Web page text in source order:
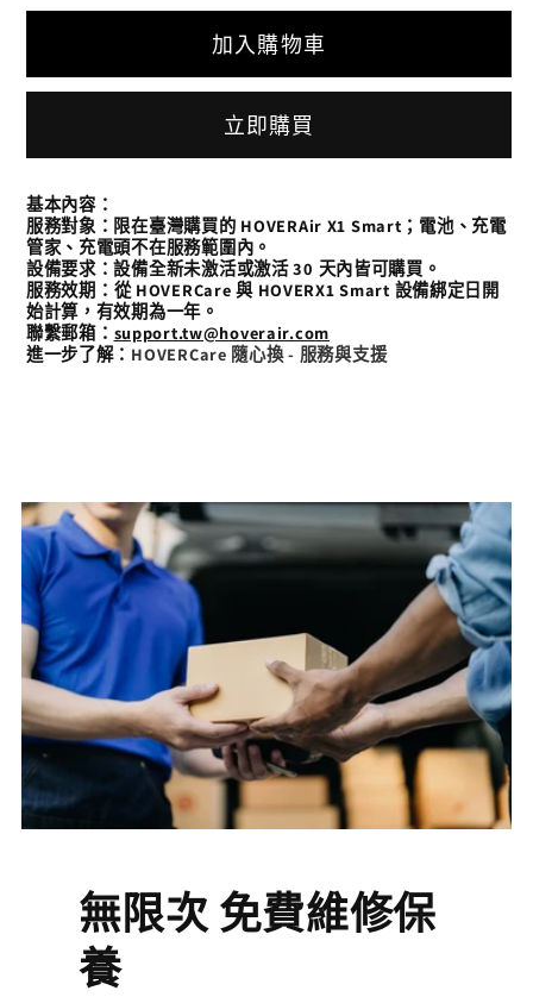
Smart
減
少
X1
Smart
增
加
加入購物車
立即購買
基本內容：
服務對象 ：限在臺灣購買的 HOVERAir X1 Smart；電池、充電
管家、充電頭不在服務範圍內。
設備要求 ：設備全新未激活或激活 30 天內皆可購買。
服務效期： 從 HOVERCare 與 HOVERX1 Smart 設備綁定日開
始計算，有效期為一年。
聯繫郵箱： support.tw@hoverair.com
進一步了解： HOVERCare 隨心換 - 服務與支援
無限次 免費維修保
養